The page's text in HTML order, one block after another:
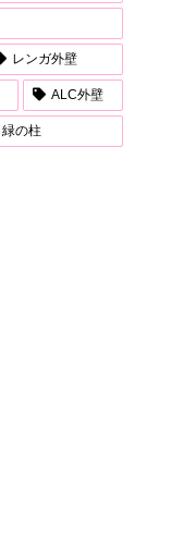
レンガ外壁
ALC外壁
緑の柱